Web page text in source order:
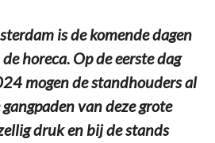
is de komende dagen
horeca. Op de eerste dag
mogen de standhouders al
van deze grote
druk en bij de stands